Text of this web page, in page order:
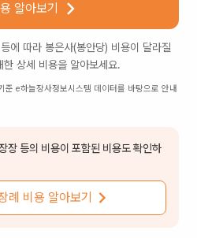
알아보기
에 따라 봉은사(봉안당) 비용이 달라질
한 상세 비용을 알아보세요.
e하늘장사정보시스템 데이터를 바탕으로 안내
장 등의 비용이 포함된 비용도 확인하
례 비용 알아보기